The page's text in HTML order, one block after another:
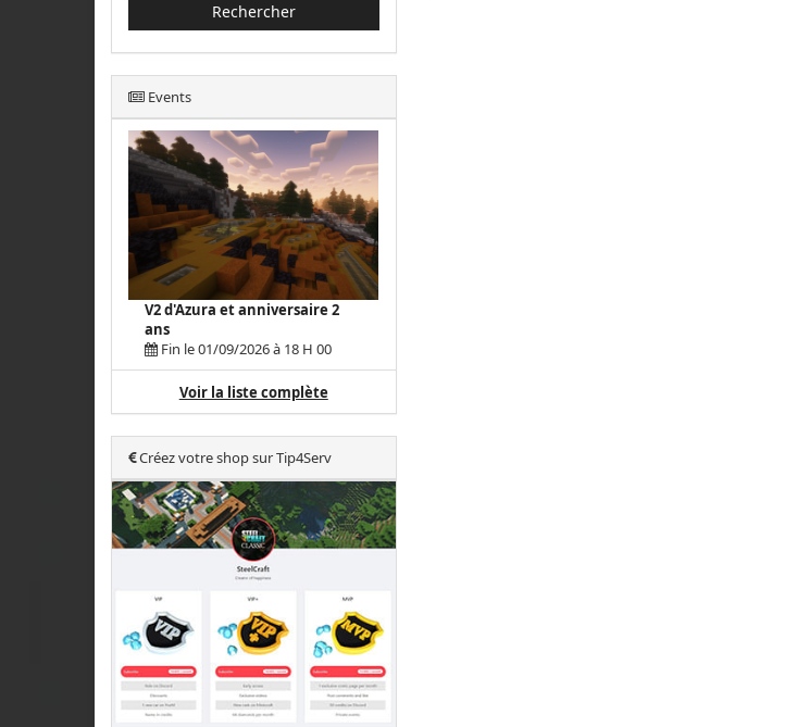
Rechercher
Events
V2 d'Azura et anniversaire 2
ans
Fin le 01/09/2026 à 18 H 00
Voir la liste complète
Créez votre shop sur Tip4Serv